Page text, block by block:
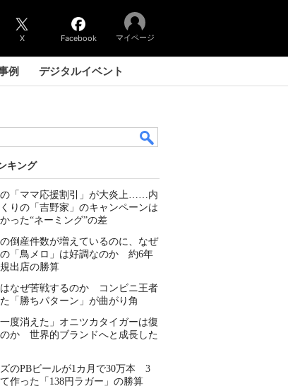
X Facebook マイページ
例 デジタルイベント
キング
「ママ応援割引」が大炎上……内
りの「吉野家」のキャンペーンは
った“ネーミング”の差
倒産件数が増えているのに、なぜ
「鳥メロ」は好調なのか 約6年
出店の勝算
なぜ苦戦するのか コンビニ王者
「勝ちパターン」が曲がり角
度消えた」オニツカタイガーは復
か 世界的ブランドへと成長した
のPBビールが1カ月で30万本 3
作った「138円ラガー」の勝算